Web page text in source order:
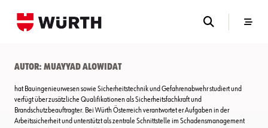
Autor: Muayyad AlOwidat
hat Bauingenieurwesen sowie Sicherheitstechnik und Gefahrenabwehr studiert und
verfügt über zusätzliche Qualifikationen als Sicherheitsfachkraft und
Brandschutzbeauftragter. Bei Würth Österreich verantwortet er Aufgaben in der
Arbeitssicherheit und unterstützt als zentrale Schnittstelle im Schadensmanagement